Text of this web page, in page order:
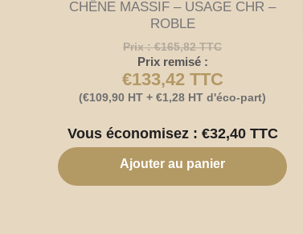
CHÊNE MASSIF – USAGE CHR –
ROBLE
Prix :€165,82TTC
Prix remisé :
€133,42TTC
(€109,90 HT + €1,28 HT d'éco-part)
Vous économisez : €32,40TTC
Ajouter au panier